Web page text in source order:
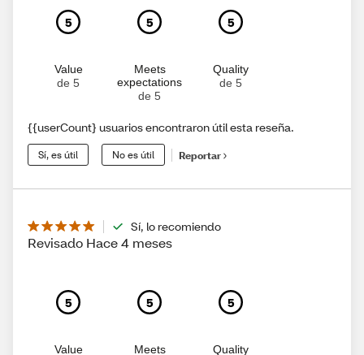
5
Value
de 5
5
Meets
expectations
de 5
5
Quality
de 5
{{userCount} usuarios encontraron útil esta reseña.
Sí, es útil No es útil Reportar
Sí, lo recomiendo
Revisado Hace 4 meses
5
Value
5
Meets
5
Quality